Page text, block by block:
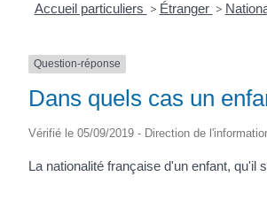
Accueil particuliers > Étranger >
Question-réponse
Dans quels cas un
Vérifié le 05/09/2019 - Direction de
La nationalité française d'un enfant, qu'il